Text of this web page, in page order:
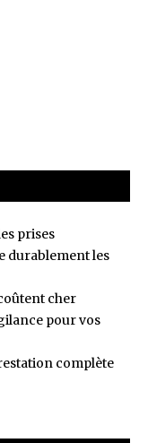
prises
durablement les
cher
pour vos
complète